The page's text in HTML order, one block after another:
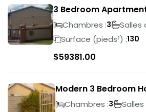
3 Bedroom
Verwoerdpark
Chambres :3 Salles
Surface (pieds²) :130
$59381.00
Modern 3 Bedroom
Albertsdal
Chambres :3